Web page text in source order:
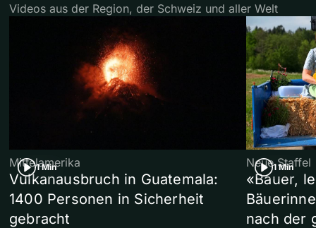
Videos aus der Region, der Schweiz und aller Welt
1 Min
Mittelamerika
Vulkanausbruch in Guatemala:
1400 Personen in Sicherheit
gebracht
1 Min
Neue Staffel
«Bauer,
nach der